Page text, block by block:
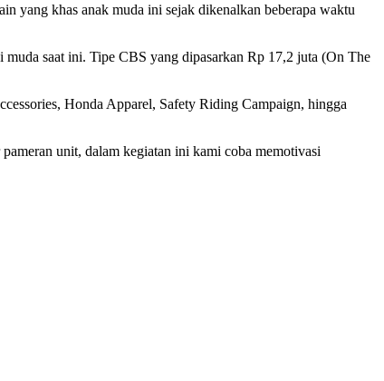
yang khas anak muda ini sejak dikenalkan beberapa waktu
muda saat ini. Tipe CBS yang dipasarkan Rp 17,2 juta (On The
Honda Apparel, Safety Riding Campaign, hingga
unit, dalam kegiatan ini kami coba memotivasi